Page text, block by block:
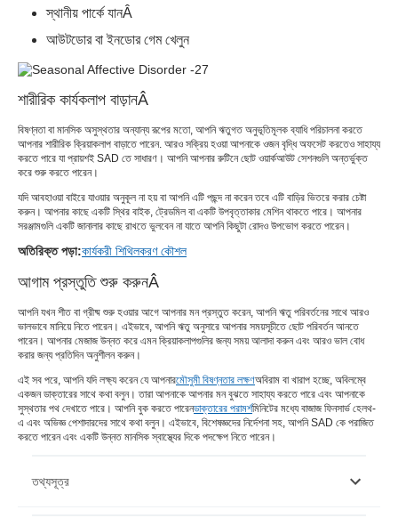
স্থানীয় পার্কে যানÂ
আউটডোর বা ইনডোর গেম খেলুন
শারীরিক কার্যকলাপ বাড়ানÂ
বিষণ্নতা বা মানসিক অসুস্থতার অন্যান্য রূপের মতো, আপনি ঋতুগত অনুভূতিমূলক ব্যাধি পরিচালনা করতে
আপনার শারীরিক ক্রিয়াকলাপ বাড়াতে পারেন. আরও সক্রিয় হওয়া আপনাকে ওজন বৃদ্ধি অফসেট করতেও সাহায্য
করতে পারে যা প্রায়শই SAD তে সাধারণ। আপনি আপনার রুটিনে ছোট ওয়ার্কআউট সেশনগুলি অন্তর্ভুক্ত
করে শুরু করতে পারেন।
যদি আবহাওয়া বাইরে যাওয়ার অনুকূল না হয় বা আপনি এটি পছন্দ না করেন তবে এটি বাড়ির ভিতরে করার চেষ্টা
করুন। আপনার কাছে একটি স্থির বাইক, ট্রেডমিল বা একটি উপবৃত্তাকার মেশিন থাকতে পারে। আপনার
সরঞ্জামগুলি একটি জানালার কাছে রাখতে ভুলবেন না যাতে আপনি কিছুটা রোদও উপভোগ করতে পারেন।
অতিরিক্ত পড়া:কার্যকরী শিথিলকরণ কৌশল
আগাম প্রস্তুতি শুরু করুনÂ
আপনি যখন শীত বা গ্রীষ্ম শুরু হওয়ার আগে আপনার মন প্রস্তুত করেন, আপনি ঋতু পরিবর্তনের সাথে আরও
ভালভাবে মানিয়ে নিতে পারেন। এইভাবে, আপনি ঋতু অনুসারে আপনার সময়সূচীতে ছোট পরিবর্তন আনতে
পারেন। আপনার মেজাজ উন্নত করে এমন ক্রিয়াকলাপগুলির জন্য সময় আলাদা করুন এবং আরও ভাল বোধ
করার জন্য প্রতিদিন অনুশীলন করুন।
এই সব পরে, আপনি যদি লক্ষ্য করেন যে আপনারমৌসুমী বিষণ্নতার লক্ষণঅবিরাম বা খারাপ হচ্ছে, অবিলম্বে
একজন ডাক্তারের সাথে কথা বলুন। তারা আপনাকে আপনার মন বুঝতে সাহায্য করতে পারে এবং আপনাকে
সুস্থতার পথ দেখাতে পারে। আপনি বুক করতে পারেনডাক্তারের পরামর্শমিনিটের মধ্যে বাজাজ ফিনসার্ভ হেলথ-
এ এবং অভিজ্ঞ পেশাদারদের সাথে কথা বলুন। এইভাবে, বিশেষজ্ঞদের নির্দেশনা সহ, আপনি SAD কে পরাজিত
করতে পারেন এবং একটি উন্নত মানসিক স্বাস্থ্যের দিকে পদক্ষেপ নিতে পারেন।
তথ্যসূত্র